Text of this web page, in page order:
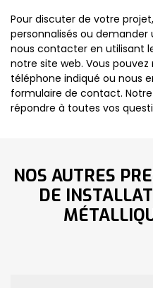
Pour discuter de votre
personnalisés ou demander
nous contacter en utilisant
notre site web. Vous
téléphone indiqué ou nous
formulaire de contact.
répondre à toutes vos
NOS AUTRES
DE